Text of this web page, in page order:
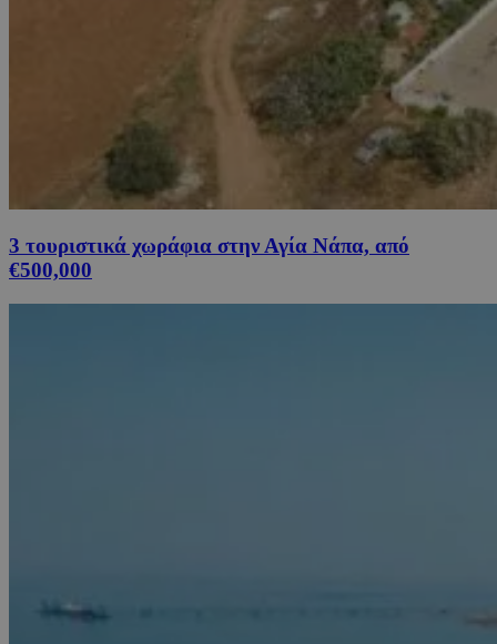
3 τουριστικά χωράφια στην Αγία Νάπα, από
€500,000